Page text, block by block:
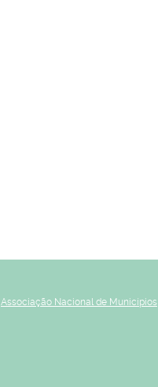
Associação Nacional de Municípios